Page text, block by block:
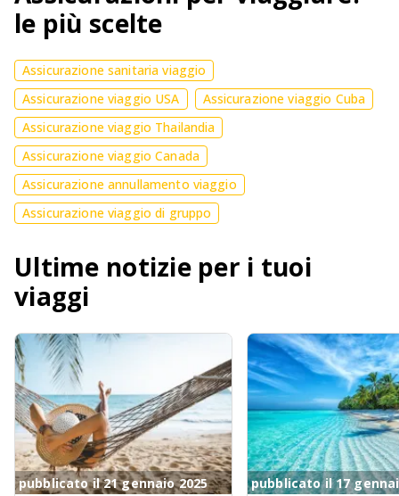
le più scelte
Assicurazione sanitaria viaggio
Assicurazione viaggio USA
Assicurazione viaggio Cuba
Assicurazione viaggio Thailandia
Assicurazione viaggio Canada
Assicurazione annullamento viaggio
Assicurazione viaggio di gruppo
Ultime notizie per i tuoi
viaggi
pubblicato il 21 gennaio 2025 pubblicato il 17